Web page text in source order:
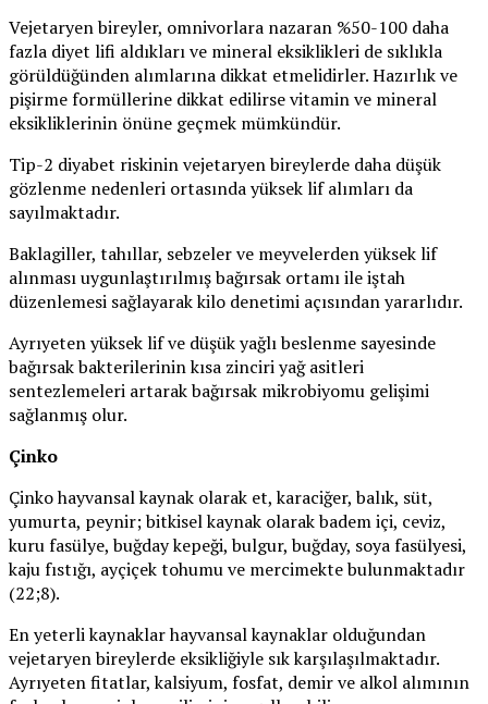
Vejetaryen bireyler, omnivorlara nazaran %50-100 daha
fazla diyet lifi aldıkları ve mineral eksiklikleri de sıklıkla
görüldüğünden alımlarına dikkat etmelidirler. Hazırlık ve
pişirme formüllerine dikkat edilirse vitamin ve mineral
eksikliklerinin önüne geçmek mümkündür.
Tip-2 diyabet riskinin vejetaryen bireylerde daha düşük
gözlenme nedenleri ortasında yüksek lif alımları da
sayılmaktadır.
Baklagiller, tahıllar, sebzeler ve meyvelerden yüksek lif
alınması uygunlaştırılmış bağırsak ortamı ile iştah
düzenlemesi sağlayarak kilo denetimi açısından yararlıdır.
Ayrıyeten yüksek lif ve düşük yağlı beslenme sayesinde
bağırsak bakterilerinin kısa zinciri yağ asitleri
sentezlemeleri artarak bağırsak mikrobiyomu gelişimi
sağlanmış olur.
Çinko
Çinko hayvansal kaynak olarak et, karaciğer, balık, süt,
yumurta, peynir; bitkisel kaynak olarak badem içi, ceviz,
kuru fasülye, buğday kepeği, bulgur, buğday, soya fasülyesi,
kaju fıstığı, ayçiçek tohumu ve mercimekte bulunmaktadır
(22;8).
En yeterli kaynaklar hayvansal kaynaklar olduğundan
vejetaryen bireylerde eksikliğiyle sık karşılaşılmaktadır.
Ayrıyeten fitatlar, kalsiyum, fosfat, demir ve alkol alımının